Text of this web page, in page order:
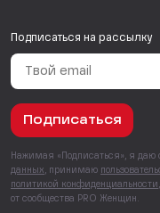
Подписаться на рассылку
Подписаться
Нажимая «Подписаться», я даю
данных , принимаю
политикой конфиденциальности
от сообщества PRO Женщин.